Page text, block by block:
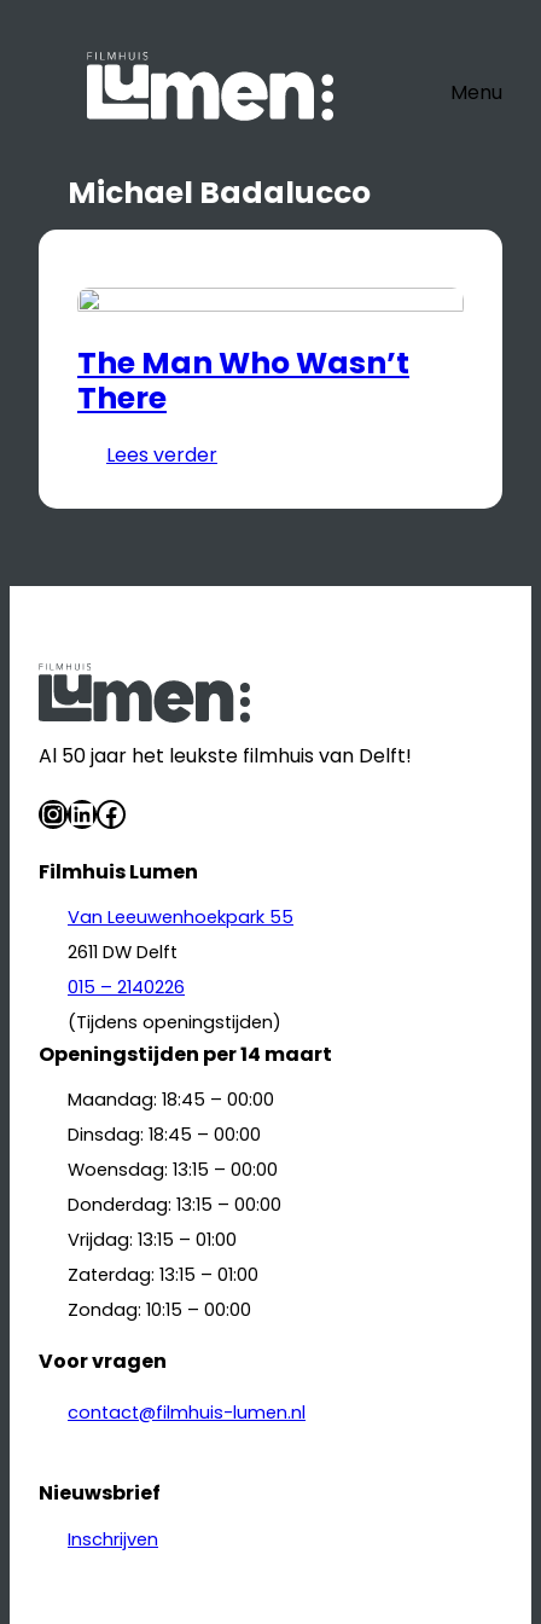
Menu
Michael Badalucco
The Man Who Wasn’t
There
Lees verder
Al 50 jaar het leukste filmhuis van Delft!
InstagramLinkedIn Facebook
Filmhuis Lumen
Van Leeuwenhoekpark 55
2611 DW Delft
015 – 2140226
(Tijdens openingstijden)
Openingstijden per 14 maart
Maandag: 18:45 – 00:00
Dinsdag: 18:45 – 00:00
Woensdag: 13:15 – 00:00
Donderdag: 13:15 – 00:00
Vrijdag: 13:15 – 01:00
Zaterdag: 13:15 – 01:00
Zondag: 10:15 – 00:00
Voor vragen
contact@filmhuis-lumen.nl
Nieuwsbrief
Inschrijven